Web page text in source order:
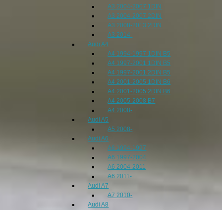
A3 2004-2007 1DIN
A3 2004-2007 2DIN
A3 2008-2013 2DIN
A3 2014-
Audi A4
A4 1994-1997 1DIN B5
A4 1997-2001 1DIN B5
A4 1997-2001 2DIN B5
A4 2001-2005 1DIN B6
A4 2001-2005 2DIN B6
A4 2005-2008 B7
A4 2008-
Audi A5
A5 2008-
Audi A6
A6 1994-1997
A6 1997-2004
A6 2004-2011
A6 2011-
Audi A7
A7 2010-
Audi A8